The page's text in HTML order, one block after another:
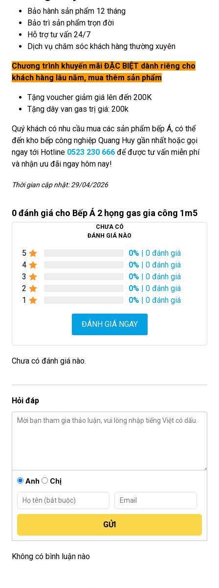
Bảo hành sản phẩm 12 tháng
Bảo trì sản phẩm trọn đời
Hỗ trợ tư vấn 24/7
Dịch vụ chăm sóc khách hàng thường xuyên
Chương trình khuyến mãi ĐẶC BIỆT dành riêng cho
khách hàng lâu năm, mua thêm sản phẩm
Tặng voucher giảm giá lên đến 200K
Tặng dây van gas trị giá: 200k
Quý khách có nhu cầu mua các sản phẩm bếp Á, có thể
đến kho bếp công nghiệp Quang Huy gần nhất hoặc gọi
ngay tới Hotline 0523 230 666 để được tư vấn miễn phí
và nhận ưu đãi ngay hôm nay!
Thời gian cập nhật: 29/04/2026
0 đánh giá cho Bếp Á 2 họng gas gia công 1m5
CHƯA CÓ
ĐÁNH GIÁ NÀO
5 0% | 0 đánh giá
4
0% | 0 đánh giá
3
0% | 0 đánh giá
2
0% | 0 đánh giá
1
0% | 0 đánh giá
ĐÁNH GIÁ NGAY
Chưa có đánh giá nào.
Hỏi đáp
Anh Chị
Không có bình luận nào